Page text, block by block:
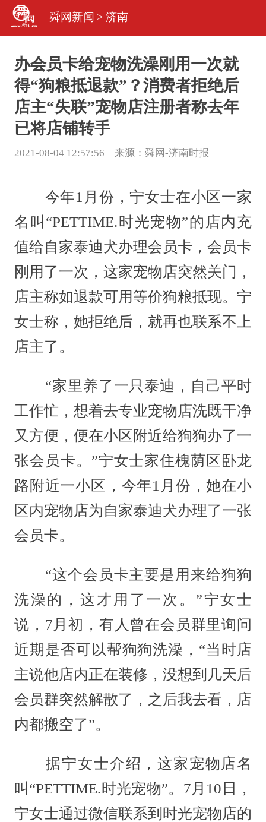
舜网新闻 > 济南
办会员卡给宠物洗澡刚用一次就
得“狗粮抵退款”？消费者拒绝后
店主“失联”宠物店注册者称去年
已将店铺转手
2021-08-04 12:57:56 来源： 舜网-济南时报
今年1月份，宁女士在小区一家
名叫“PETTIME.时光宠物”的店内充
值给自家泰迪犬办理会员卡，会员卡
刚用了一次，这家宠物店突然关门，
店主称如退款可用等价狗粮抵现。宁
女士称，她拒绝后，就再也联系不上
店主了。
“家里养了一只泰迪，自己平时
工作忙，想着去专业宠物店洗既干净
又方便，便在小区附近给狗狗办了一
张会员卡。”宁女士家住槐荫区卧龙
路附近一小区，今年1月份，她在小
区内宠物店为自家泰迪犬办理了一张
会员卡。
“这个会员卡主要是用来给狗狗
洗澡的，这才用了一次。”宁女士
说，7月初，有人曾在会员群里询问
近期是否可以帮狗狗洗澡，“当时店
主说他店内正在装修，没想到几天后
会员群突然解散了，之后我去看，店
内都搬空了”。
据宁女士介绍，这家宠物店名
叫“PETTIME.时光宠物”。7月10日，
宁女士通过微信联系到时光宠物店的